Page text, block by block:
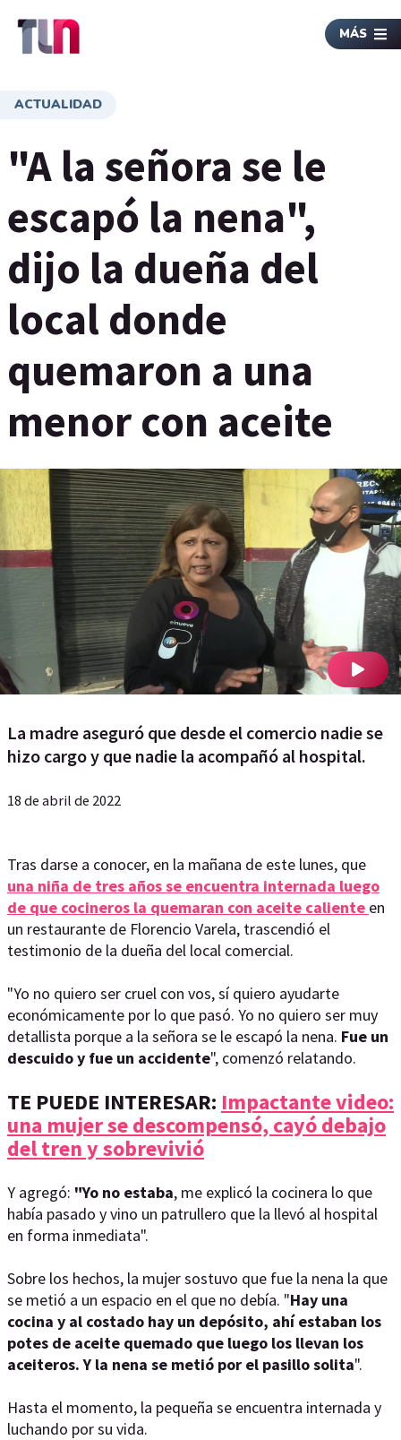
MÁS
ACTUALIDAD
"A la señora se le
escapó la nena",
dijo la dueña del
local donde
quemaron a una
menor con aceite
La madre aseguró que desde el comercio nadie se
hizo cargo y que nadie la acompañó al hospital.
18 de abril de 2022
Tras darse a conocer, en la mañana de este lunes, que
una niña de tres años se encuentra internada luego
de que cocineros la quemaran con aceite caliente en
un restaurante de Florencio Varela, trascendió el
testimonio de la dueña del local comercial.
"Yo no quiero ser cruel con vos, sí quiero ayudarte
económicamente por lo que pasó. Yo no quiero ser muy
detallista porque a la señora se le escapó la nena. Fue un
descuido y fue un accidente", comenzó relatando.
TE PUEDE INTERESAR: Impactante video:
una mujer se descompensó, cayó debajo
del tren y sobrevivió
Y agregó: "Yo no estaba, me explicó la cocinera lo que
había pasado y vino un patrullero que la llevó al hospital
en forma inmediata".
Sobre los hechos, la mujer sostuvo que fue la nena la que
se metió a un espacio en el que no debía. "Hay una
cocina y al costado hay un depósito, ahí estaban los
potes de aceite quemado que luego los llevan los
aceiteros. Y la nena se metió por el pasillo solita".
Hasta el momento, la pequeña se encuentra internada y
luchando por su vida.